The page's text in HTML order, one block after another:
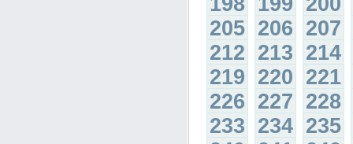
205 206 207
212 213 214
219 220 221
226 227 228
233 234 235